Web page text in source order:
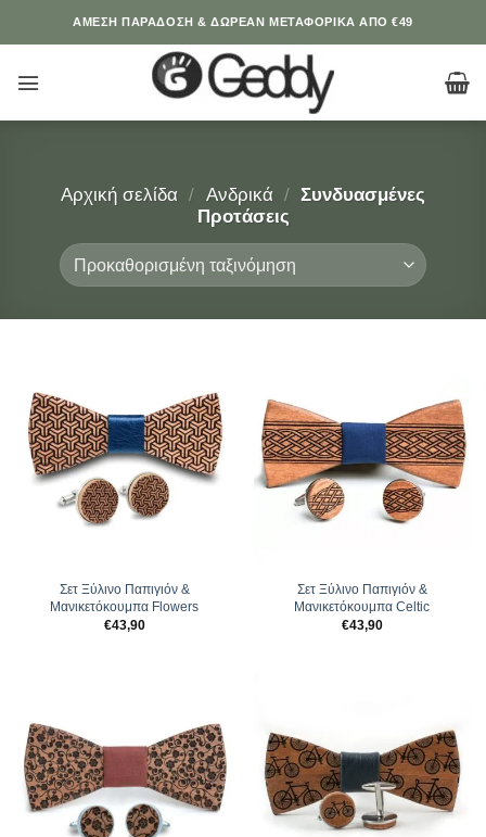
ΆΜΕΣΗ ΠΑΡΑΔΟΣΗ & ΔΩΡΕΑΝ ΜΕΤΑΦΟΡΙΚΑ ΑΠΟ €49
Αρχική σελίδα / Ανδρικά / Συνδυασμένες
Προτάσεις
Σετ Ξύλινο Παπιγιόν &
Μανικετόκουμπα Flowers
€43,90
Σετ Ξύλινο Παπιγιόν &
Μανικετόκουμπα Celtic
€43,90